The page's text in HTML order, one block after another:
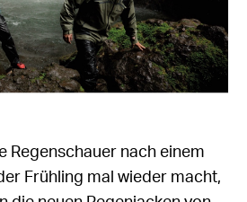
Regenschauer nach einem
Frühling mal wieder macht,